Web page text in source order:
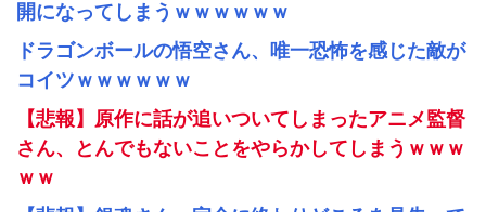
開になってしまうｗｗｗｗｗｗ
ドラゴンボールの悟空さん、唯一恐怖を感じた敵が
コイツｗｗｗｗｗｗ
【悲報】原作に話が追いついてしまったアニメ監督
さん、とんでもないことをやらかしてしまうｗｗｗ
ｗｗ